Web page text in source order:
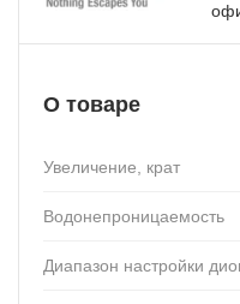
О товаре
Увеличение, крат
Водонепроницаемость
Диапазон настройки